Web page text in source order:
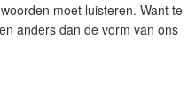
moet luisteren. Want te
anders dan de vorm van ons